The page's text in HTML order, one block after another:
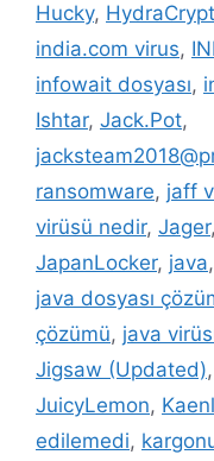
Hucky, HydraCrypt
india.com virus,
infowait dosyası,
Ishtar, Jack.Pot,
ransomware, jaff
virüsü nedir, Jager,
JapanLocker, java,
java dosyası
çözümü, java
Jigsaw (Updated),
JuicyLemon,
edilemedi,